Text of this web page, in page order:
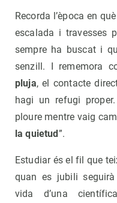
Recorda l’època en
escalada i travesses
sempre ha buscat i
senzill. I rememora
pluja, el contacte
hagi un refugi
ploure mentre vaig
la quietud ”.
Estudiar és el fil que
quan es jubili
vida d’una